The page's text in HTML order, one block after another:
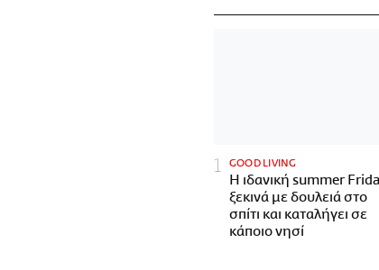
GOOD LIVING
Η ιδανική summer
ξεκινά με δουλειά στο
σπίτι και καταλήγει σε
κάποιο νησί